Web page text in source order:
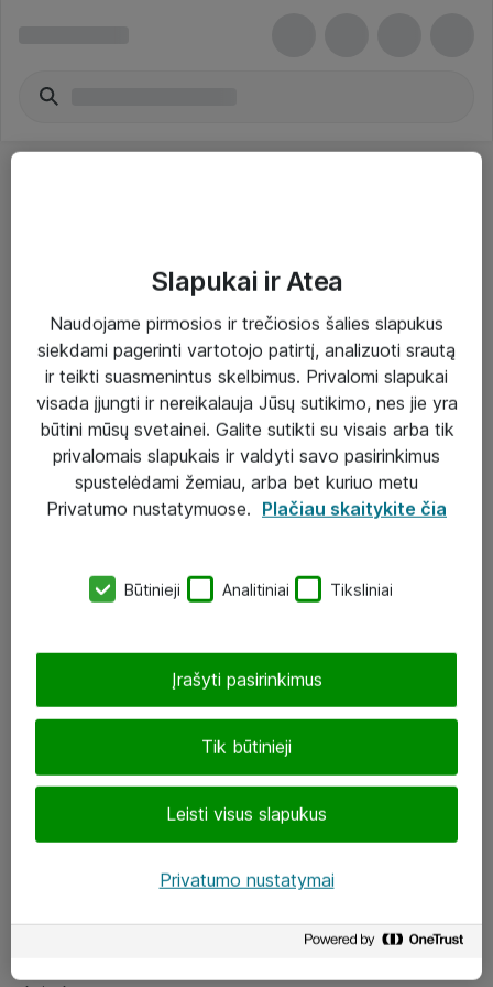
Paslaugos
Sprendimai
Įgyvendinti projektai
Atea ekspertų patarimai verslui
eShop@atea.lt
LinkedIn
Slapukai ir Atea
Naudojame pirmosios ir trečiosios šalies slapukus
siekdami pagerinti vartotojo patirtį, analizuoti srautą
ir teikti suasmenintus skelbimus. Privalomi slapukai
visada įjungti ir nereikalauja Jūsų sutikimo, nes jie yra
būtini mūsų svetainei. Galite sutikti su visais arba tik
privalomais slapukais ir valdyti savo pasirinkimus
spustelėdami žemiau, arba bet kuriuo metu
Privatumo nustatymuose. Plačiau skaitykite čia
Būtinieji Analitiniai Tiksliniai
Tik būtinieji
Leisti visus slapukus
Įrašyti pasirinkimus
Privatumo nustatymai